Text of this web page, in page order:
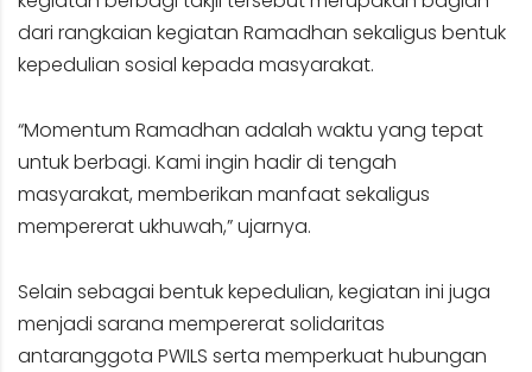
dari rangkaian kegiatan Ramadhan sekaligus bentuk
kepedulian sosial kepada masyarakat.
“Momentum Ramadhan adalah waktu yang tepat
untuk berbagi. Kami ingin hadir di tengah
masyarakat, memberikan manfaat sekaligus
mempererat ukhuwah,” ujarnya.
Selain sebagai bentuk kepedulian, kegiatan ini juga
menjadi sarana mempererat solidaritas
antaranggota PWILS serta memperkuat hubungan